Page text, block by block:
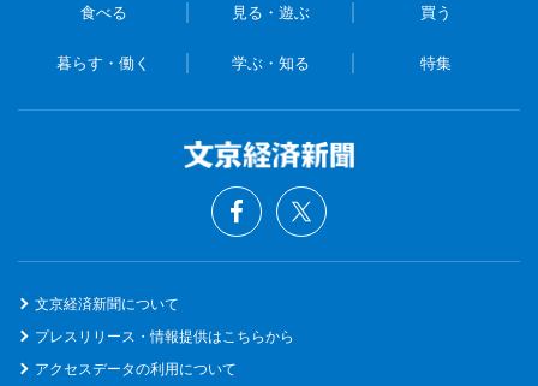
食べる 見る・遊ぶ 買う
暮らす・働く 学ぶ・知る 特集
文京経済新聞について
プレスリリース・情報提供はこちらから
アクセスデータの利用について